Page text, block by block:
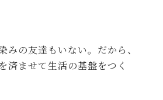
みの友達もいない。だから、
済ませて生活の基盤をつく